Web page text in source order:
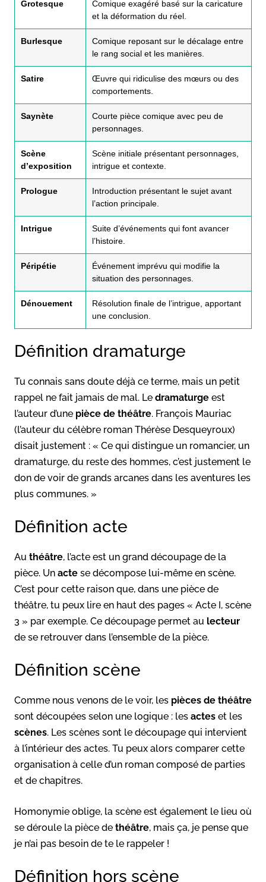
Grotesque
Comique exagéré basé sur la caricature
et la déformation du réel.
Burlesque
Comique reposant sur le décalage entre
le rang social et les manières.
Satire
Œuvre qui ridiculise des mœurs ou des
comportements.
Saynète
Courte pièce comique avec peu de
personnages.
Scène
d’exposition
Scène initiale présentant personnages,
intrigue et contexte.
Prologue
Introduction présentant le sujet avant
l’action principale.
Intrigue
Suite d’événements qui font avancer
l’histoire.
Péripétie
Événement imprévu qui modifie la
situation des personnages.
Dénouement
Résolution finale de l’intrigue, apportant
une conclusion.
Définition dramaturge
Tu connais sans doute déjà ce terme, mais un petit
rappel ne fait jamais de mal. Le dramaturge est
l’auteur d’une pièce de théâtre. François Mauriac
(l’auteur du célèbre roman Thérèse Desqueyroux)
disait justement : « Ce qui distingue un romancier, un
dramaturge, du reste des hommes, c’est justement le
don de voir de grands arcanes dans les aventures les
plus communes. »
Définition acte
Au théâtre, l’acte est un grand découpage de la
pièce. Un acte se décompose lui-même en scène.
C’est pour cette raison que, dans une pièce de
théâtre, tu peux lire en haut des pages « Acte I, scène
3 » par exemple. Ce découpage permet au lecteur
de se retrouver dans l’ensemble de la pièce.
Définition scène
Comme nous venons de le voir, les pièces de théâtre
sont découpées selon une logique : les actes et les
scènes. Les scènes sont le découpage qui intervient
à l’intérieur des actes. Tu peux alors comparer cette
organisation à celle d’un roman composé de parties
et de chapitres.
Homonymie oblige, la scène est également le lieu où
se déroule la pièce de théâtre, mais ça, je pense que
je n’ai pas besoin de te le rappeler !
Définition hors scène